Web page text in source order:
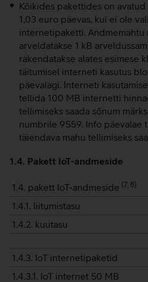
Kõikides pakettides on
1,03 euro päevas, kui ei ole
internetipaketti. Andmemahtu
arveldatakse 1 kB
rakendatakse alates esimese
täitumisel interneti kasutus
päevalagi. Interneti
tellida 100 MB internetti
tellimiseks saada sõnum
numbrile 9559. Info päevalae
täiendava mahu tellimiseks
1.4. Pakett IoT-andmeside
1.4. pakett IoT-andmeside (7, 8)
1.4.1. liitumistasu
1.4.2. kuutasu
1.4.3. IoT internetipaketid
1.4.3.1. IoT internet 50 MB